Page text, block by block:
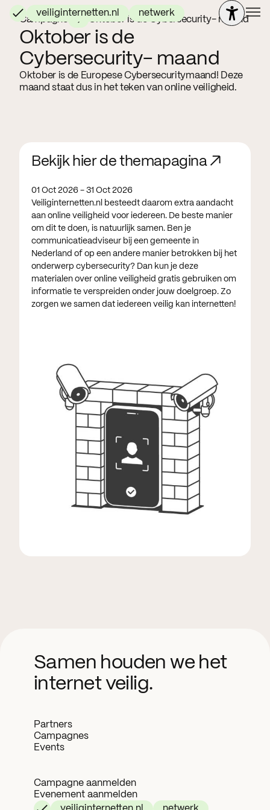
veiliginternetten.nl netwerk
Campagne Oktober is de Cybersecurity- maand
Oktober is de
Cybersecurity- maand
Oktober is de Europese Cybersecuritymaand! Deze
maand staat dus in het teken van online veiligheid.
Bekijk hier de themapagina ↗
01 Oct 2026 - 31 Oct 2026
Veiliginternetten.nl besteedt daarom extra aandacht
aan online veiligheid voor iedereen. De beste manier
om dit te doen, is natuurlijk samen. Ben je
communicatieadviseur bij een gemeente in
Nederland of op een andere manier betrokken bij het
onderwerp cybersecurity? Dan kun je deze
materialen over online veiligheid gratis gebruiken om
informatie te verspreiden onder jouw doelgroep. Zo
zorgen we samen dat iedereen veilig kan internetten!
Samen houden we het
internet veilig.
Partners
Campagnes
Events
Campagne aanmelden
Evenement aanmelden